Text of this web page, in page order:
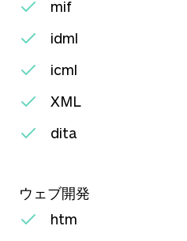
mif
idml
icml
XML
dita
ウェブ開発
htm